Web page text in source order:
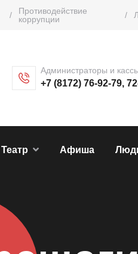
/
Противодействие
коррупции
/
Администраторы и
+7 (8172) 76-92-79,
Театр Афиша